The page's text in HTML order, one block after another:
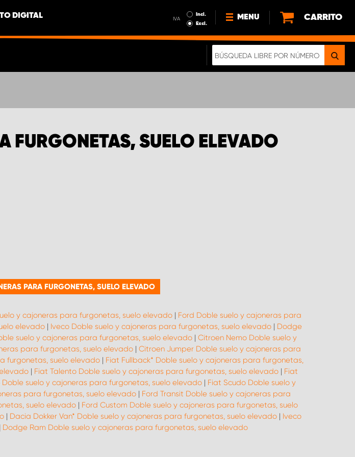
DIGITAL IVA
Incl.
Excl.
MENU
NOTICIAS
CARRITO
FURGONETAS, SUELO ELEVADO
PARA FURGONETAS, SUELO ELEVADO
y cajoneras para furgonetas, suelo elevado | Ford Doble suelo y cajoneras para
elevado| Iveco Doble suelo y cajoneras para furgonetas, suelo elevado| Dodge
suelo y cajoneras para furgonetas, suelo elevado| Citroen Nemo Doble suelo y
para furgonetas, suelo elevado | Citroen Jumper Doble suelo y cajoneras para
furgonetas, suelo elevado| Fiat Fullback* Doble suelo y cajoneras para furgonetas,
| Fiat Talento Doble suelo y cajoneras para furgonetas, suelo elevado | Fiat
suelo y cajoneras para furgonetas, suelo elevado | Fiat Scudo Doble suelo y
para furgonetas, suelo elevado| Ford Transit Doble suelo y cajoneras para
suelo elevado| Ford Custom Doble suelo y cajoneras para furgonetas, suelo
| Dacia Dokker Van* Doble suelo y cajoneras para furgonetas, suelo elevado | Iveco
Dodge Ram Doble suelo y cajoneras para furgonetas, suelo elevado